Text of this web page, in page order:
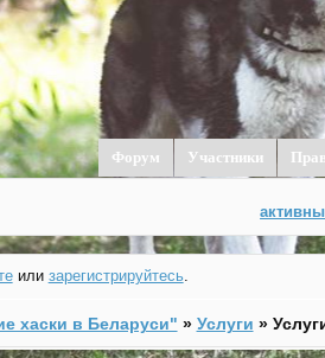
Форум Участники
или зарегистрируйтесь.
хаски в Беларуси" » Услуги »